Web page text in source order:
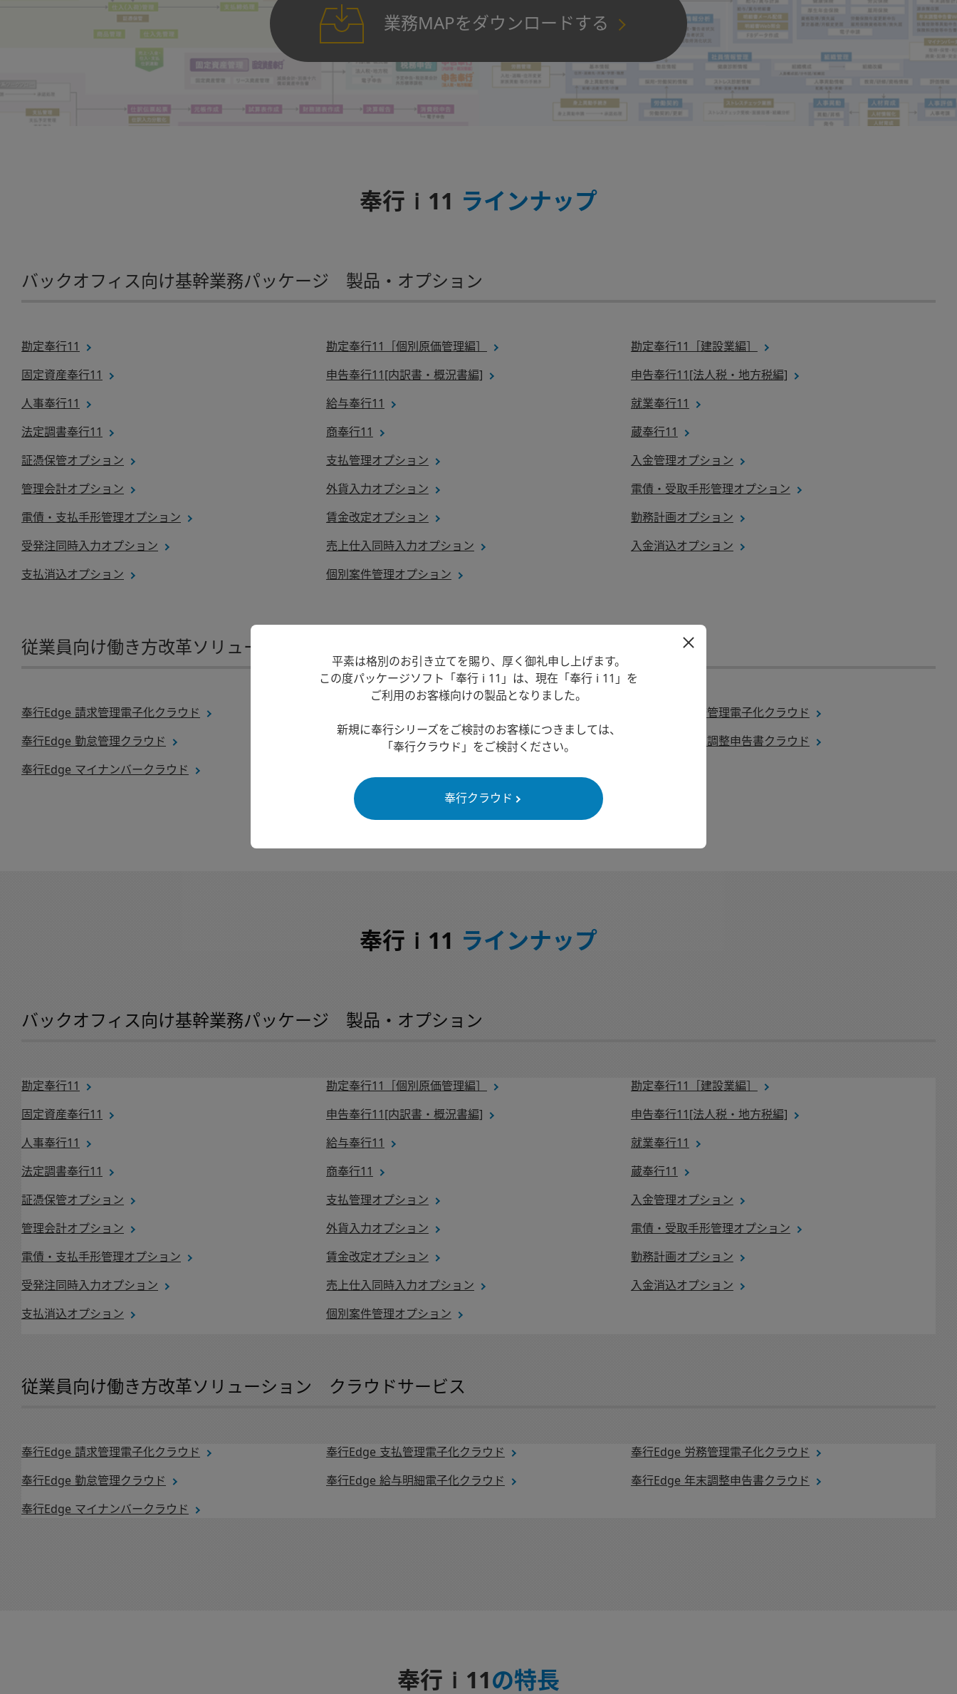
業務MAPをダウンロードする
奉行 ｉ 11 ラインナップ
バックオフィス向け基幹業務パッケージ 製品・オプション
勘定奉行11 勘定奉行11［個別原価管理編］ 勘定奉行11［建設業編］
固定資産奉行11 申告奉行11[内訳書・概況書編] 申告奉行11[法人税・地方税編]
人事奉行11 給与奉行11 就業奉行11
法定調書奉行11 商奉行11 蔵奉行11
証憑保管オプション 支払管理オプション 入金管理オプション
管理会計オプション 外貨入力オプション 電債・受取手形管理オプション
電債・支払手形管理オプション 賃金改定オプション 勤務計画オプション
受発注同時入力オプション 売上仕入同時入力オプション 入金消込オプション
支払消込オプション 個別案件管理オプション
従業員向け働き方改革ソリューション クラウドサービス
奉行Edge 請求管理電子化クラウド 奉行Edge 労務管理電子化クラウド
奉行Edge 勤怠管理クラウド 奉行Edge 給与明細電子化クラウド 奉行Edge 年末調整申告書クラウド
奉行Edge マイナンバークラウド
奉行 ｉ 11 ラインナップ
バックオフィス向け基幹業務パッケージ 製品・オプション
勘定奉行11 勘定奉行11［個別原価管理編］ 勘定奉行11［建設業編］
固定資産奉行11 申告奉行11[内訳書・概況書編] 申告奉行11[法人税・地方税編]
人事奉行11 給与奉行11 就業奉行11
法定調書奉行11 商奉行11 蔵奉行11
証憑保管オプション 支払管理オプション 入金管理オプション
管理会計オプション 外貨入力オプション 電債・受取手形管理オプション
電債・支払手形管理オプション 賃金改定オプション 勤務計画オプション
受発注同時入力オプション 売上仕入同時入力オプション 入金消込オプション
支払消込オプション 個別案件管理オプション
従業員向け働き方改革ソリューション クラウドサービス
奉行Edge 請求管理電子化クラウド 奉行Edge 支払管理電子化クラウド 奉行Edge 労務管理電子化クラウド
奉行Edge 勤怠管理クラウド 奉行Edge 給与明細電子化クラウド 奉行Edge 年末調整申告書クラウド
奉行Edge マイナンバークラウド
奉行 ｉ 11 の特長
平素は格別のお引き立てを賜り、厚く御礼申し上げます。
この度パッケージソフト「奉行 i 11」は、現在「奉行 i 11」を
ご利用のお客様向けの製品となりました。
新規に奉行シリーズをご検討のお客様につきましては、
「奉行クラウド」をご検討ください。
奉行クラウド